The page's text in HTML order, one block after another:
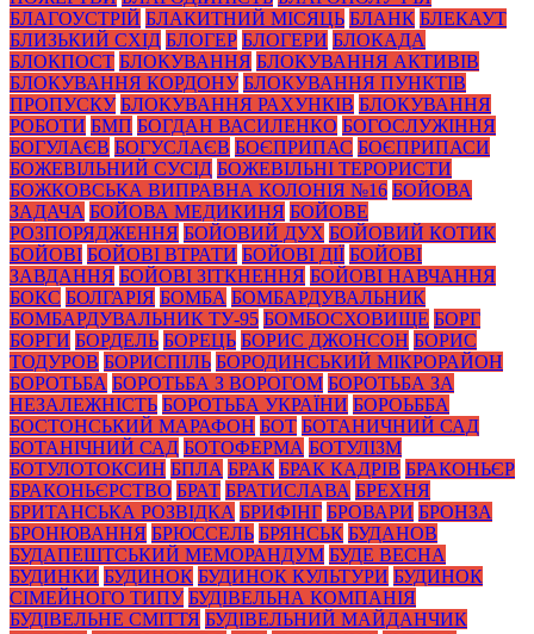
БЛАГОУСТРІЙ БЛАКИТНИЙ МІСЯЦЬ БЛАНК БЛЕКАУТ
БЛИЗЬКИЙ СХІД БЛОГЕР БЛОГЕРИ БЛОКАДА
БЛОКПОСТ БЛОКУВАННЯ БЛОКУВАННЯ АКТИВІВ
БЛОКУВАННЯ КОРДОНУ БЛОКУВАННЯ ПУНКТІВ
ПРОПУСКУ БЛОКУВАННЯ РАХУНКІВ БЛОКУВАННЯ
РОБОТИ БМП БОГДАН ВАСИЛЕНКО БОГОСЛУЖІННЯ
БОГУЛАЄВ БОГУСЛАЄВ БОЄПРИПАС БОЄПРИПАСИ
БОЖЕВІЛЬНИЙ СУСІД БОЖЕВІЛЬНІ ТЕРОРИСТИ
БОЖКОВСЬКА ВИПРАВНА КОЛОНІЯ №16 БОЙОВА
ЗАДАЧА БОЙОВА МЕДИКИНЯ БОЙОВЕ
РОЗПОРЯДЖЕННЯ БОЙОВИЙ ДУХ БОЙОВИЙ КОТИК
БОЙОВІ БОЙОВІ ВТРАТИ БОЙОВІ ДІЇ БОЙОВІ
ЗАВДАННЯ БОЙОВІ ЗІТКНЕННЯ БОЙОВІ НАВЧАННЯ
БОКС БОЛГАРІЯ БОМБА БОМБАРДУВАЛЬНИК
БОМБАРДУВАЛЬНИК ТУ-95 БОМБОСХОВИЩЕ БОРГ
БОРГИ БОРДЕЛЬ БОРЕЦЬ БОРИС ДЖОНСОН БОРИС
ТОДУРОВ БОРИСПІЛЬ БОРОДИНСЬКИЙ МІКРОРАЙОН
БОРОТЬБА БОРОТЬБА З ВОРОГОМ БОРОТЬБА ЗА
НЕЗАЛЕЖНІСТЬ БОРОТЬБА УКРАЇНИ БОРОЬББА
БОСТОНСЬКИЙ МАРАФОН БОТ БОТАНИЧНИЙ САД
БОТАНІЧНИЙ САД БОТОФЕРМА БОТУЛІЗМ
БОТУЛОТОКСИН БПЛА БРАК БРАК КАДРІВ БРАКОНЬЄР
БРАКОНЬЄРСТВО БРАТ БРАТИСЛАВА БРЕХНЯ
БРИТАНСЬКА РОЗВІДКА БРИФІНГ БРОВАРИ БРОНЗА
БРОНЮВАННЯ БРЮССЕЛЬ БРЯНСЬК БУДАНОВ
БУДАПЕШТСЬКИЙ МЕМОРАНДУМ БУДЕ ВЕСНА
БУДИНКИ БУДИНОК БУДИНОК КУЛЬТУРИ БУДИНОК
СІМЕЙНОГО ТИПУ БУДІВЕЛЬНА КОМПАНІЯ
БУДІВЕЛЬНЕ СМІТТЯ БУДІВЕЛЬНИЙ МАЙДАНЧИК